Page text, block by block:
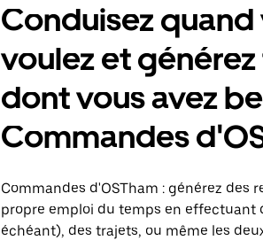
Conduisez quand
voulez et
dont vous avez
Commandes
Commandes d'OSTham : générez des
propre emploi du temps en effectuant
échéant), des trajets, ou même les